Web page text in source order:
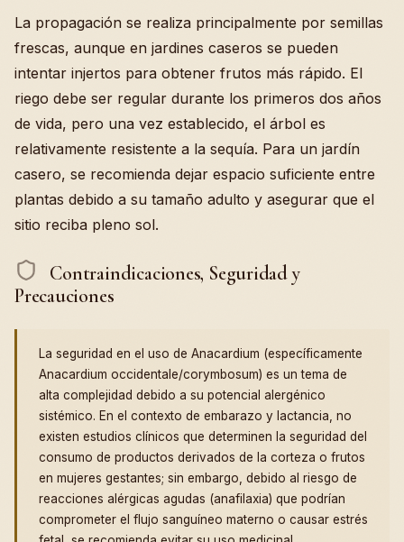
La propagación se realiza principalmente por semillas
frescas, aunque en jardines caseros se pueden
intentar injertos para obtener frutos más rápido. El
riego debe ser regular durante los primeros dos años
de vida, pero una vez establecido, el árbol es
relativamente resistente a la sequía. Para un jardín
casero, se recomienda dejar espacio suficiente entre
plantas debido a su tamaño adulto y asegurar que el
sitio reciba pleno sol.
Contraindicaciones, Seguridad y
Precauciones
La seguridad en el uso de Anacardium (específicamente
Anacardium occidentale/corymbosum) es un tema de
alta complejidad debido a su potencial alergénico
sistémico. En el contexto de embarazo y lactancia, no
existen estudios clínicos que determinen la seguridad del
consumo de productos derivados de la corteza o frutos
en mujeres gestantes; sin embargo, debido al riesgo de
reacciones alérgicas agudas (anafilaxia) que podrían
comprometer el flujo sanguíneo materno o causar estrés